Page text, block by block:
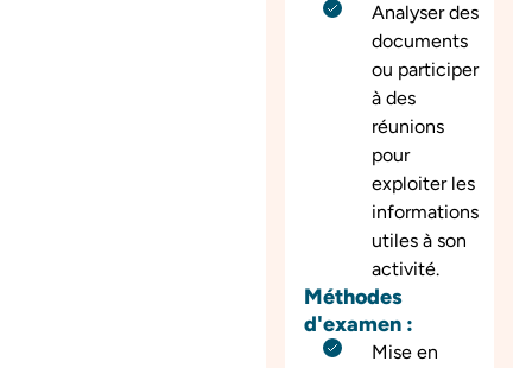
Analyser des
documents
ou participer
à des
réunions
pour
exploiter les
informations
utiles à son
activité.
Méthodes
d'examen :
Mise en